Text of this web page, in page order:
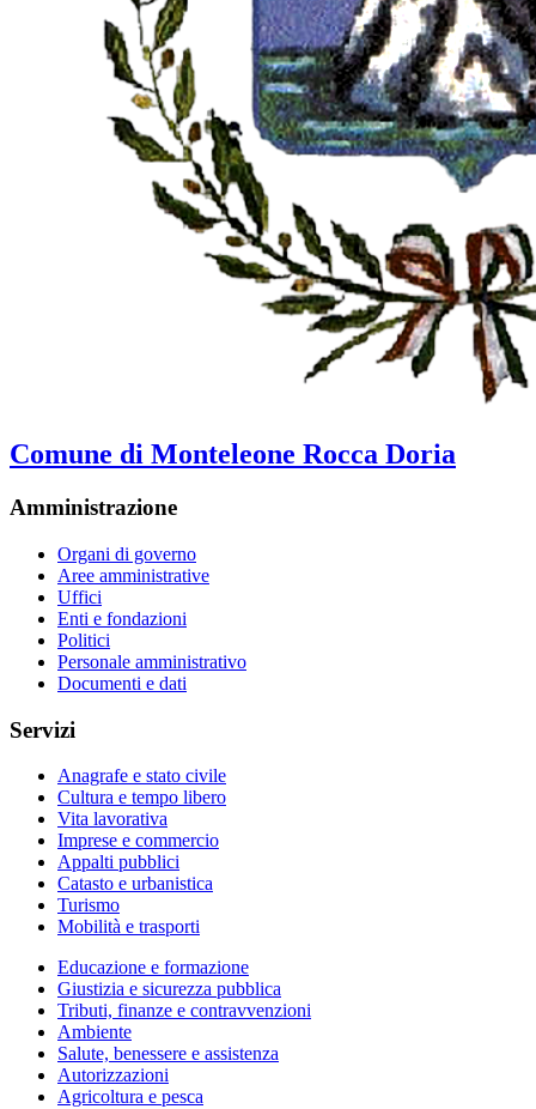
Comune di Monteleone Rocca Doria
Amministrazione
Organi di governo
Aree amministrative
Uffici
Enti e fondazioni
Politici
Personale amministrativo
Documenti e dati
Servizi
Anagrafe e stato civile
Cultura e tempo libero
Vita lavorativa
Imprese e commercio
Appalti pubblici
Catasto e urbanistica
Turismo
Mobilità e trasporti
Educazione e formazione
Giustizia e sicurezza pubblica
Tributi, finanze e contravvenzioni
Ambiente
Salute, benessere e assistenza
Autorizzazioni
Agricoltura e pesca